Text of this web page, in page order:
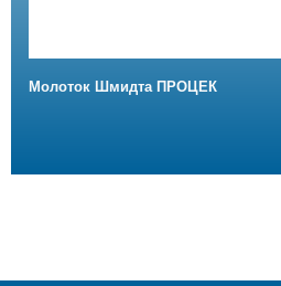
Mолоток Шмидта ПРОЦЕК